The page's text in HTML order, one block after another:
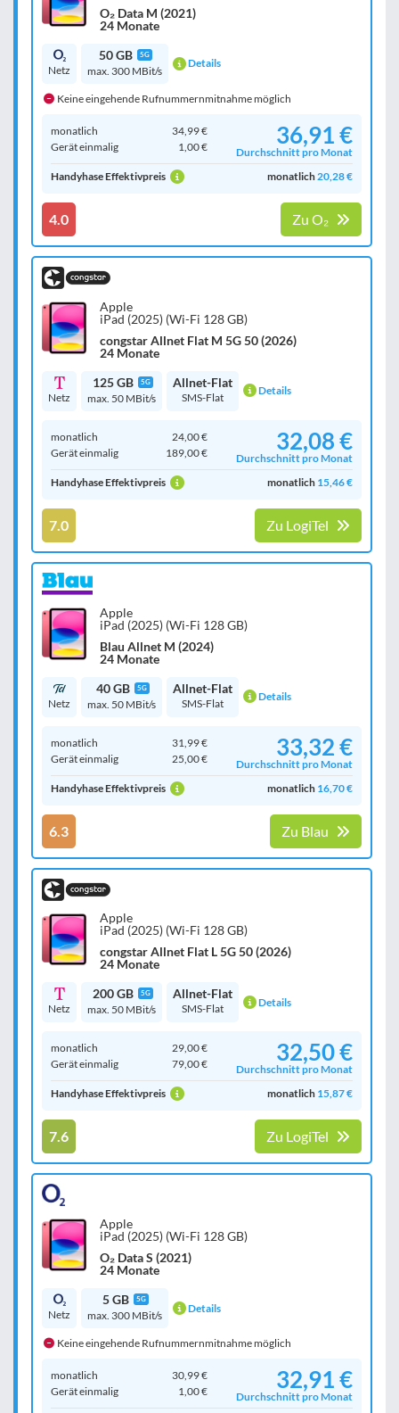
O₂ Data M (2021)
24 Monate
Netz
50 GB 5G
max. 300 MBit/s
Details
Keine eingehende Rufnummernmitnahme möglich
monatlich
34,99 €
Gerät einmalig
1,00 € 36,91 €
Durchschnitt pro Monat
Handyhase Effektivpreis
monatlich 20,28 €
4.0 Zu O₂
Apple
iPad (2025) (Wi-Fi 128 GB)
congstar Allnet Flat M 5G 50 (2026)
24 Monate
Netz
125 GB 5G
max. 50 MBit/s
Allnet-Flat
SMS-Flat Details
monatlich
24,00 €
Gerät einmalig
189,00 € 32,08 €
Durchschnitt pro Monat
Handyhase Effektivpreis
monatlich 15,46 €
7.0 Zu LogiTel
Apple
iPad (2025) (Wi-Fi 128 GB)
Blau Allnet M (2024)
24 Monate
Netz
40 GB 5G
max. 50 MBit/s
Allnet-Flat
SMS-Flat Details
monatlich
31,99 €
Gerät einmalig
25,00 € 33,32 €
Durchschnitt pro Monat
Handyhase Effektivpreis
monatlich 16,70 €
6.3 Zu Blau
Apple
iPad (2025) (Wi-Fi 128 GB)
congstar Allnet Flat L 5G 50 (2026)
24 Monate
Netz
200 GB 5G
max. 50 MBit/s
Allnet-Flat
SMS-Flat Details
monatlich
29,00 €
Gerät einmalig
79,00 € 32,50 €
Durchschnitt pro Monat
Handyhase Effektivpreis
monatlich 15,87 €
7.6 Zu LogiTel
Apple
iPad (2025) (Wi-Fi 128 GB)
O₂ Data S (2021)
24 Monate
Netz
5 GB 5G
max. 300 MBit/s
Details
Keine eingehende Rufnummernmitnahme möglich
monatlich
30,99 €
Gerät einmalig
1,00 € 32,91 €
Durchschnitt pro Monat